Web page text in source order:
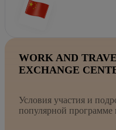
WORK AND
EXCHANGE
Условия участия и
популярной